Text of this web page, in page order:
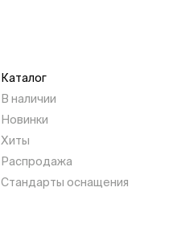
Каталог
В наличии
Новинки
Хиты
Распродажа
Стандарты оснащения